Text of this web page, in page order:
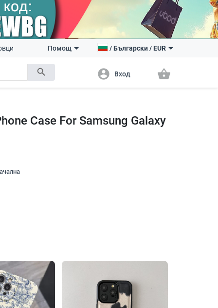
search
Помощ /Български/ EUR
account_circle Вход shopping_basket
Case For Samsung Galaxy